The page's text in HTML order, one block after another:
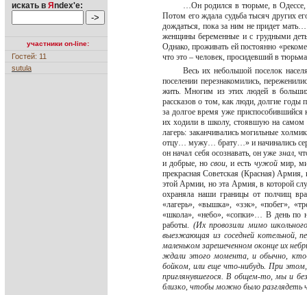
искать в Я ndex'е:
участники on-line:
Гостей: 11
sutula
…Он родился в тюрьме, в Одессе,
Потом его ждала судьба тысяч других
дождаться, пока за ним не придет
женщины беременные и с грудными
Однако, проживать ей постоянно
что это – человек, просидевший в
Весь их небольшой поселок
поселении перезнакомились,
жить. Многим из этих людей в
рассказов о том, как люди, долгие
за долгое время уже приспособившийся
их ходили в школу, стоявшую на самом
лагерь: заканчивались могильные
отцу… мужу… брату…» и начинались
он начал себя осознавать, он уже знал,
и добрые, носвои, и есть чужоймир,
прекрасная Советская (Красная)
этой Армии, но эта Армия, в которой
охраняла наши границы от полчищ
«лагерь», «вышка», «зэк», «побег»,
«школа», «небо», «сопки»… В день по
работы. (Их провозили мимо
выезжающая из соседней котельной,
маленьком зарешеченном оконце их
ждали этого момента, и обычно, кто-
бойком, или еще что-нибудь. При
приглянувшегося. В общем-то, мы и
близко, чтобы можно было